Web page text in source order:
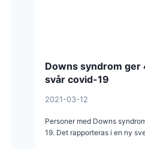
Downs syndrom
svår covid-19
2021-03-12
Personer med Downs
19. Det rapporteras i en ny